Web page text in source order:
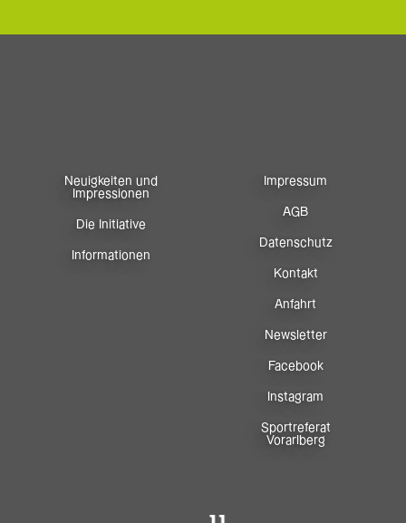
Neuigkeiten und
Impressionen
Die Initiative
Informationen
Impressum
AGB
Datenschutz
Kontakt
Anfahrt
Newsletter
Facebook
Instagram
Sportreferat
Vorarlberg